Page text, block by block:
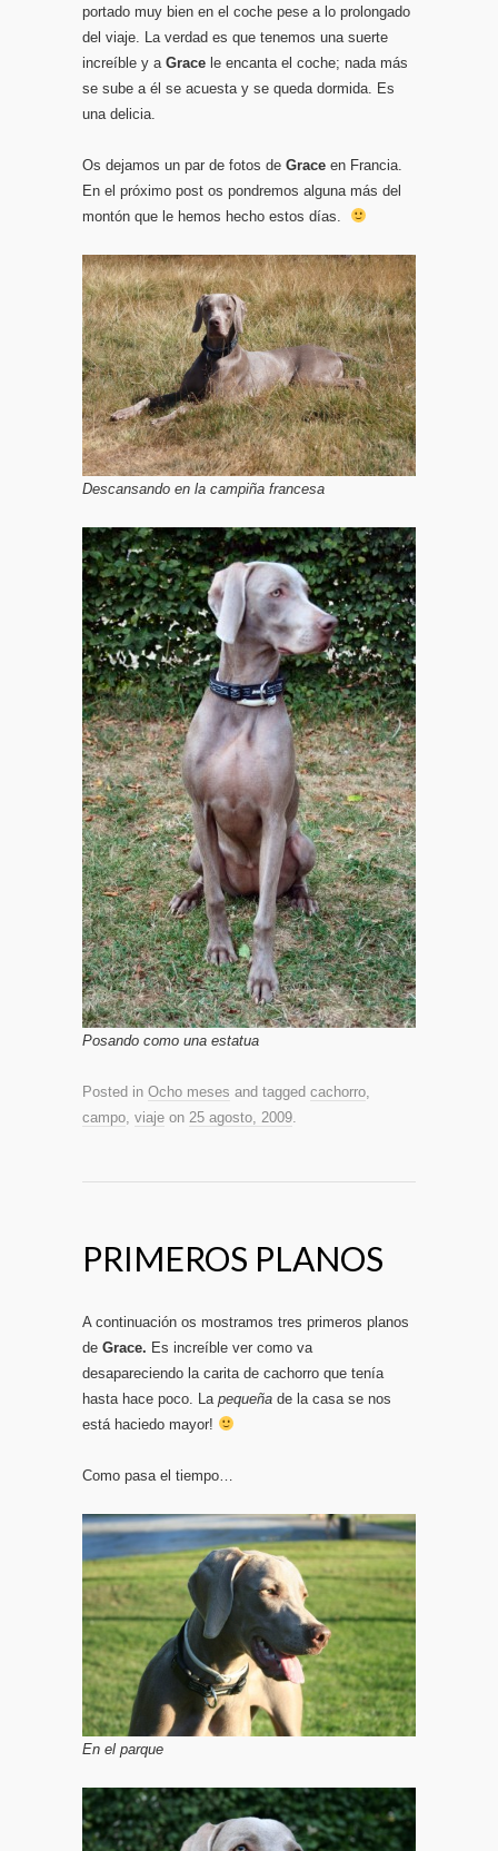
portado muy bien en el coche pese a lo prolongado
del viaje. La verdad es que tenemos una suerte
increíble y a Grace le encanta el coche; nada más
se sube a él se acuesta y se queda dormida. Es
una delicia.
Os dejamos un par de fotos de Grace en Francia.
En el próximo post os pondremos alguna más del
montón que le hemos hecho estos días.
Descansando en la campiña francesa
Posando como una estatua
Posted in Ocho meses and tagged cachorro
campo viaje on 25 agosto, 2009
PRIMEROS PLANOS
A continuación os mostramos tres primeros planos
de Grace. Es increíble ver como va
desapareciendo la carita de cachorro que tenía
hasta hace poco. La pequeña de la casa se nos
está haciedo mayor!
Como pasa el tiempo…
En el parque